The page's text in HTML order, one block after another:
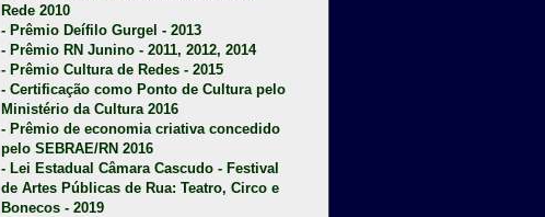
Rede 2010
- Prêmio Deífilo Gurgel - 2013
- Prêmio RN Junino - 2011, 2012, 2014
- Prêmio Cultura de Redes - 2015
- Certificação como Ponto de Cultura pelo
Ministério da Cultura 2016
- Prêmio de economia criativa concedido
pelo SEBRAE/RN 2016
- Lei Estadual Câmara Cascudo - Festival
de Artes Públicas de Rua: Teatro, Circo e
Bonecos - 2019